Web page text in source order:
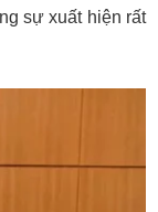
sự xuất hiện rất